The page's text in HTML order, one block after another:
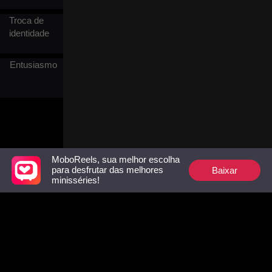
Troca de
identidade
Entusiasmo
MoboReels, sua melhor escolha
para desfrutar das melhores
minisséries!
Baixar